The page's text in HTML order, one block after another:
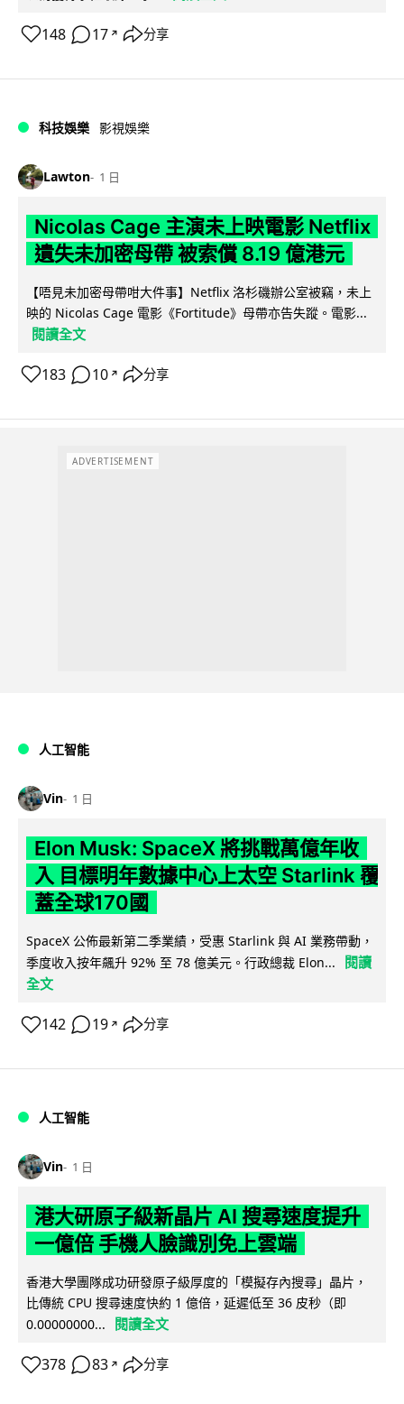
148 17 ↗ 分享
科技娛樂 影視娛樂
Lawton 1 日
Nicolas Cage 主演未上映電影 Netflix
遺失未加密母帶 被索償 8.19 億港元
【唔見未加密母帶咁大件事】Netflix 洛杉磯辦公室被竊，未上
映的 Nicolas Cage 電影《Fortitude》母帶亦告失蹤。電影...
閱讀全文
183 10 ↗ 分享
ADVERTISEMENT
人工智能
Vin 1 日
Elon Musk: SpaceX 將挑戰萬億年收
入 目標明年數據中心上太空 Starlink 覆
蓋全球170國
SpaceX 公佈最新第二季業績，受惠 Starlink 與 AI 業務帶動，
季度收入按年飆升 92% 至 78 億美元。行政總裁 Elon...
閱讀
全文
142 19 ↗ 分享
人工智能
Vin 1 日
港大研原子級新晶片 AI 搜尋速度提升
一億倍 手機人臉識別免上雲端
香港大學團隊成功研發原子級厚度的「模擬存內搜尋」晶片，
比傳統 CPU 搜尋速度快約 1 億倍，延遲低至 36 皮秒（即
0.00000000...
閱讀全文
378 83 ↗ 分享